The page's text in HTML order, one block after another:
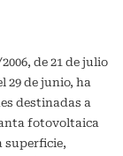
de 21 de julio
29 de junio, ha
destinadas a
fotovoltaica
superficie,